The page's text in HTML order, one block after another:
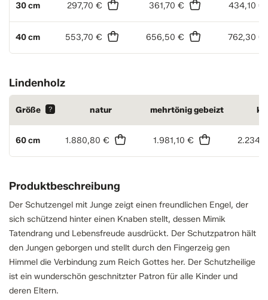
30 cm 297,70 € 361,70 € 434,10 €
40 cm 553,70 € 656,50 € 762,30 €
Lindenholz
Größe ? natur mehrtönig gebeizt
60 cm 1.880,80 € 1.981,10 €
Produktbeschreibung
Der Schutzengel mit Junge zeigt einen freundlichen Engel, der
sich schützend hinter einen Knaben stellt, dessen Mimik
Tatendrang und Lebensfreude ausdrückt. Der Schutzpatron hält
den Jungen geborgen und stellt durch den Fingerzeig gen
Himmel die Verbindung zum Reich Gottes her. Der Schutzheilige
ist ein wunderschön geschnitzter Patron für alle Kinder und
deren Eltern.